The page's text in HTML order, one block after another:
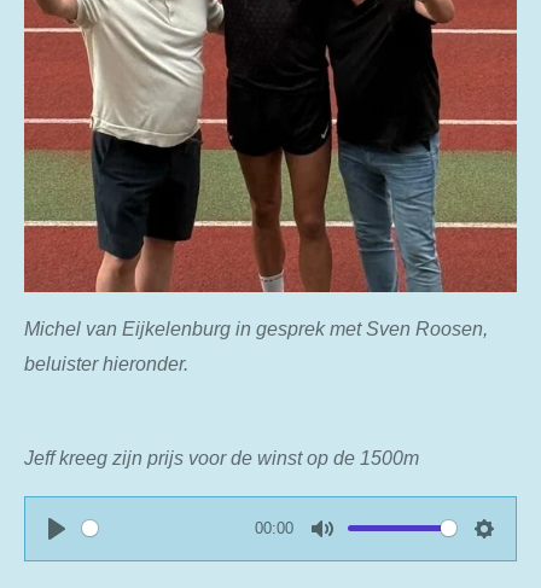
Michel van Eijkelenburg in gesprek met Sven Roosen,
beluister hieronder.
Jeff kreeg zijn prijs voor de winst op de 1500m
P
00:00
M
S